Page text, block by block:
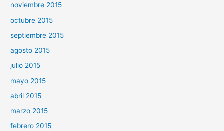
noviembre 2015
octubre 2015
septiembre 2015
agosto 2015
julio 2015
mayo 2015
abril 2015
marzo 2015
febrero 2015